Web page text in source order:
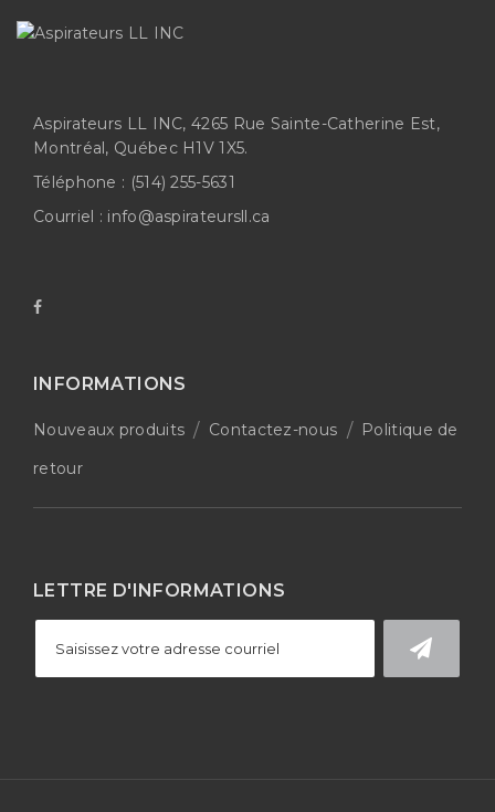
Aspirateurs LL INC, 4265 Rue Sainte-Catherine Est,
Montréal, Québec H1V 1X5.
Téléphone : (514) 255-5631
Courriel : info@aspirateursll.ca
INFORMATIONS
Nouveaux produits Contactez-nous
Politique de
retour
LETTRE D'INFORMATIONS